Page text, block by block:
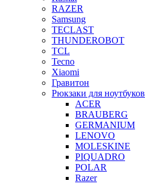
RAZER
Samsung
TECLAST
THUNDEROBOT
TCL
Tecno
Xiaomi
Гравитон
Рюкзаки для ноутбуков
ACER
BRAUBERG
GERMANIUM
LENOVO
MOLESKINE
PIQUADRO
POLAR
Razer